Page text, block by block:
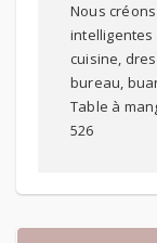
Nous
intelligentes
cuisine,
bureau,
Table à
526